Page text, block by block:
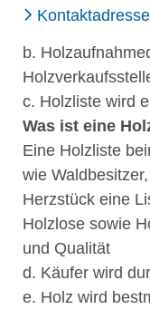
b.
c. Holzliste wird
Was ist eine
Eine Holzliste
wie
Herzstück eine
Holzlose sowie
und Qualität
d. Käufer wird
e. Holz wird